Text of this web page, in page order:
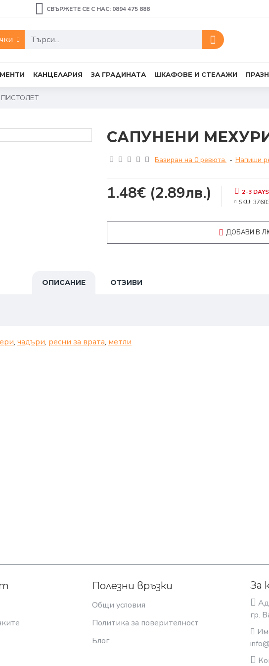
СВЪРЖЕТЕ СЕ С НАС: 0894 475 888
КАНЦЕЛАРИЯ ЗА ГРАДИНАТА ШКАФОВЕ И СТЕЛАЖИ
САПУНЕНИ
Базиран на 0 ревюта. - Напиши
1.48€ (2.89лв.)
2-3 DAYS
SKU:
ДОБАВИ В
ОПИСАНИЕ ОТЗИВИ
, чадъри, ресни за врата, метли
Полезни връзки
Общи условия
Политика за поверителност
Блог
За
гр.